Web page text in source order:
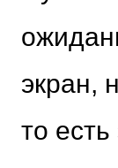
экран,
то